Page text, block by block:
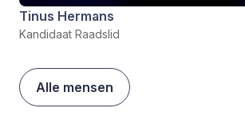
Tinus Hermans
Kandidaat Raadslid
Alle mensen